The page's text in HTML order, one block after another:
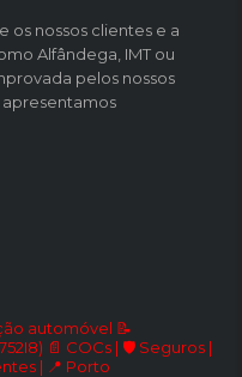
os nossos clientes e a
Alfândega, IMT ou
pelos nossos
automóvel 📝
📄 COCs | 🛡️ Seguros |
| 📍 Porto